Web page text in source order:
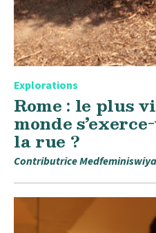
Explorations
Rome : le plus
monde
la rue ?
Contributrice Medfeminiswiya